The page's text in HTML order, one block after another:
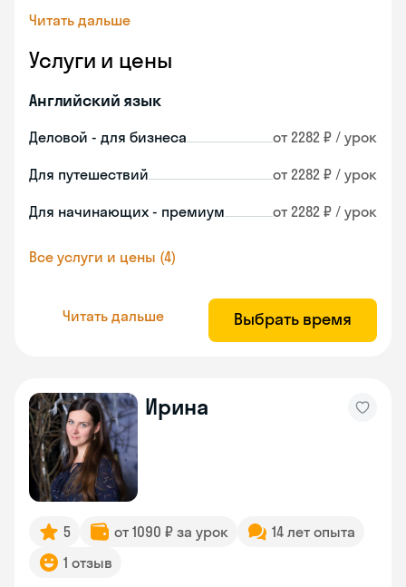
Читать дальше
Услуги и цены
Английский язык
Деловой - для бизнеса от 2282 ₽ / урок
Для путешествий от 2282 ₽ / урок
Для начинающих - премиум от 2282 ₽ / урок
Все услуги и цены (4)
Читать дальше Выбрать время
Ирина
5 от 1090 ₽ за урок
14 лет опыта
1 отзыв